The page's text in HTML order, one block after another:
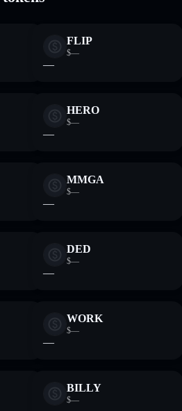
FLIP
$—
—
HERO
$—
—
MMGA
$—
—
DED
$—
—
WORK
$—
—
BILLY
$—